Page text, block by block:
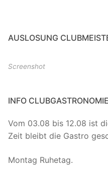
AUSLOSUNG
Screenshot
INFO
Vom 03.08 bis 12.08 ist
Zeit bleibt die Gastro
Montag Ruhetag.